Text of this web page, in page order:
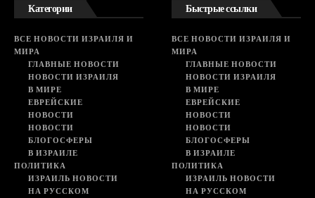
Категории
ВСЕ НОВОСТИ ИЗРАИЛЯ И
МИРА
ГЛАВНЫЕ НОВОСТИ
НОВОСТИ ИЗРАИЛЯ
В МИРЕ
ЕВРЕЙСКИЕ
НОВОСТИ
НОВОСТИ
БЛОГОСФЕРЫ
В ИЗРАИЛЕ
ПОЛИТИКА
ИЗРАИЛЬ НОВОСТИ
НА РУССКОМ
Быстрые ссылки
ВСЕ НОВОСТИ ИЗРАИЛЯ И
МИРА
ГЛАВНЫЕ НОВОСТИ
НОВОСТИ ИЗРАИЛЯ
В МИРЕ
ЕВРЕЙСКИЕ
НОВОСТИ
НОВОСТИ
БЛОГОСФЕРЫ
В ИЗРАИЛЕ
ПОЛИТИКА
ИЗРАИЛЬ НОВОСТИ
НА РУССКОМ